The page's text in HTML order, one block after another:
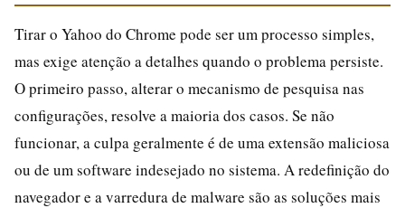
Tirar o Yahoo do Chrome pode ser um processo simples,
mas exige atenção a detalhes quando o problema persiste.
O primeiro passo, alterar o mecanismo de pesquisa nas
configurações, resolve a maioria dos casos. Se não
funcionar, a culpa geralmente é de uma extensão maliciosa
ou de um software indesejado no sistema. A redefinição do
navegador e a varredura de malware são as soluções mais